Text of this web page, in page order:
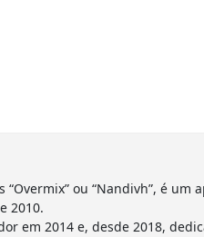
ou “Nandivh”, é
2010.
em 2014 e, desde 2018,